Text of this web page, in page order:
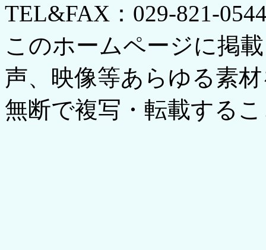
TEL&FAX：029-821-
このホームページに掲
声、映像等あらゆる素
無断で複写・転載する